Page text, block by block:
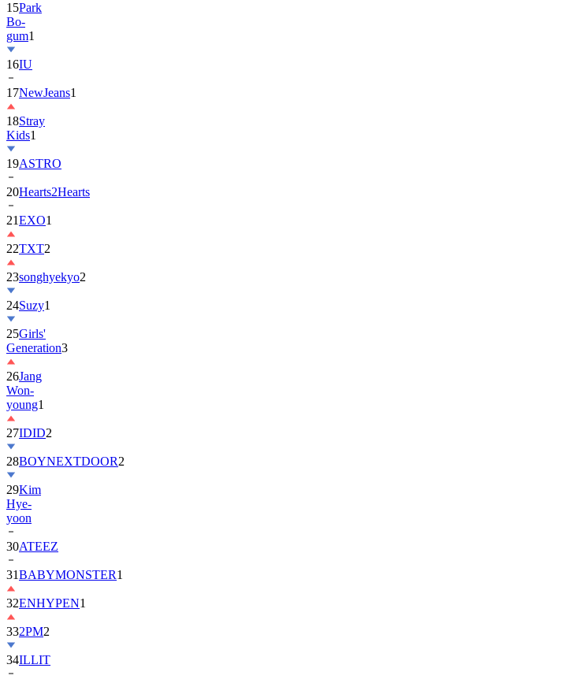
15Park
Bo-
gum1
16IU
17NewJeans1
18Stray
Kids1
19ASTRO
20Hearts2Hearts
21EXO1
22TXT2
23songhyekyo2
24Suzy1
25Girls'
Generation3
26Jang
Won-
young1
27IDID2
28BOYNEXTDOOR2
29Kim
Hye-
yoon
30ATEEZ
31BABYMONSTER1
32ENHYPEN1
332PM2
34ILLIT